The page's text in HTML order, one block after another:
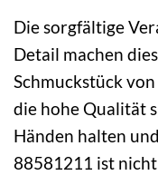
Die sorgfältige
Detail machen
Schmuckstück
die hohe Qualität
Händen halten
88581211 ist